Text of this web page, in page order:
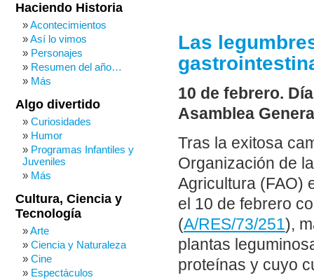
Las
10 de febrero.
Asamblea
Tras la exitosa
Organización de
Agricultura (FAO)
el 10 de febrero
(A/RES/73/251),
plantas
proteínas y cuyo
Haciendo Historia
Acontecimientos
Así lo vimos
Personajes
Resumen del año…
Más
Algo divertido
Curiosidades
Humor
Programas Infantiles y
Juveniles
Más
Cultura, Ciencia y
Tecnología
Arte
Ciencia y Naturaleza
Cine
Espectáculos